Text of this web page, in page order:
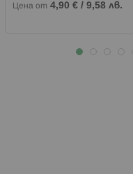
Цена от 4,90 € / 9,58 лв.